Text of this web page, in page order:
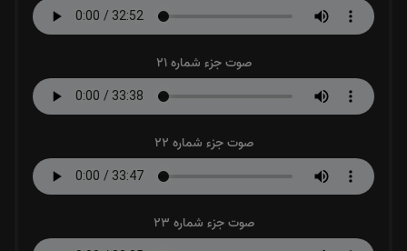
صوت جزء شماره 21
صوت جزء شماره 22
صوت جزء شماره 23